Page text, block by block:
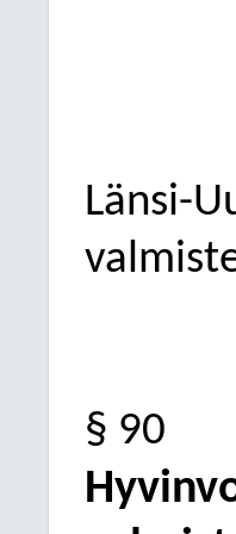
Länsi-
§ 90